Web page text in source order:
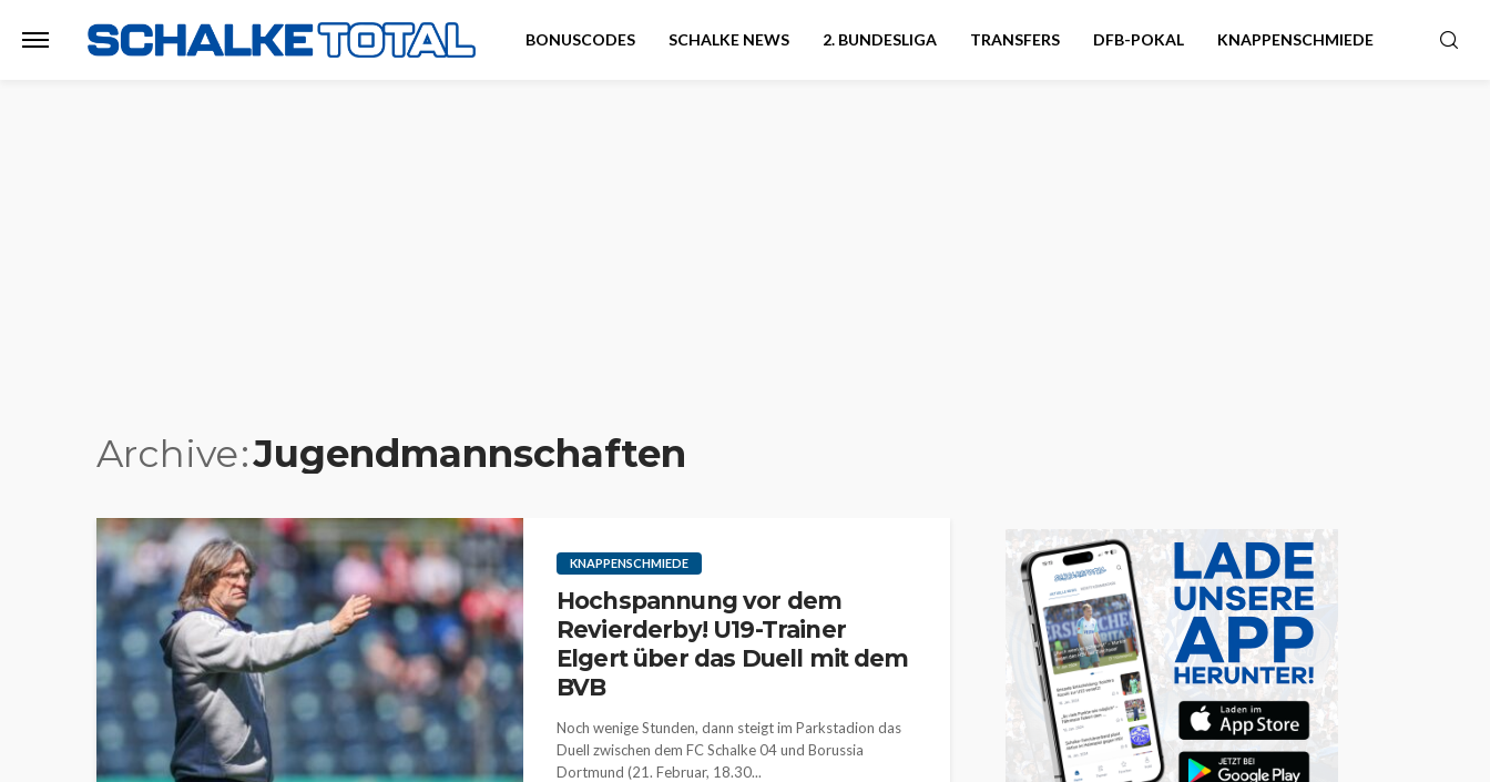
BONUSCODES SCHALKE NEWS 2. BUNDESLIGA TRANSFERS DFB-POKAL KNAPPENSCHMIEDE
Archive Jugendmannschaften
KNAPPENSCHMIEDE
Hochspannung vor dem
Revierderby! U19-Trainer
Elgert über das Duell mit dem
BVB
Noch wenige Stunden, dann steigt im Parkstadion das
Duell zwischen dem FC Schalke 04 und Borussia
Dortmund (21. Februar, 18.30...